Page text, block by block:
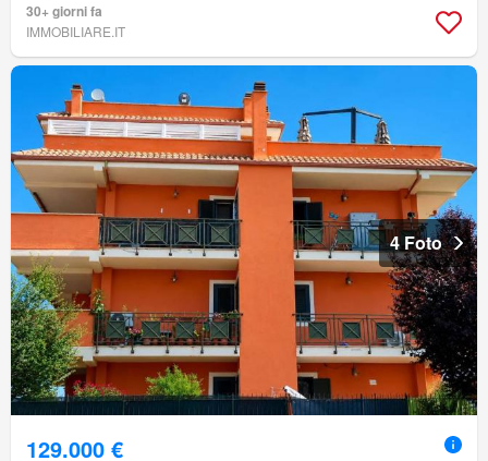
30+ giorni fa
IMMOBILIARE.IT
4 Foto
129.000 €